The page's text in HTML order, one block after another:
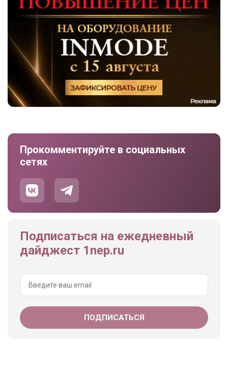
Прокомментируйте в социальных
сетях
Подписаться на ежедневный
дайджест 1nep.ru